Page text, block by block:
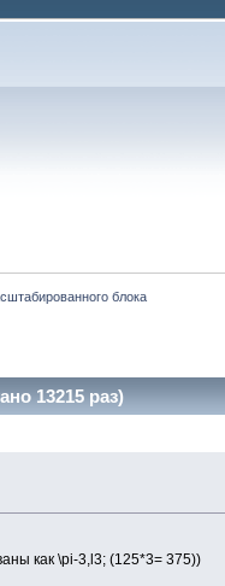
блока
13215 раз)
как \pi-3,l3; (125*3= 375))